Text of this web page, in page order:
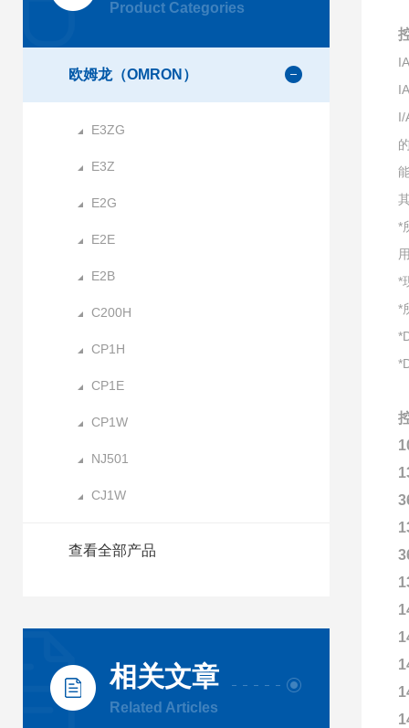
Product Categories
欧姆龙（OMRON）
E3ZG
E3Z
E2G
E2E
E2B
C200H
CP1H
CP1E
CP1W
NJ501
CJ1W
查看全部产品
相关文章
Related Articles
I/
*
*
*